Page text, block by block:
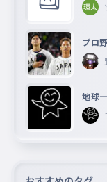
プロ
地球